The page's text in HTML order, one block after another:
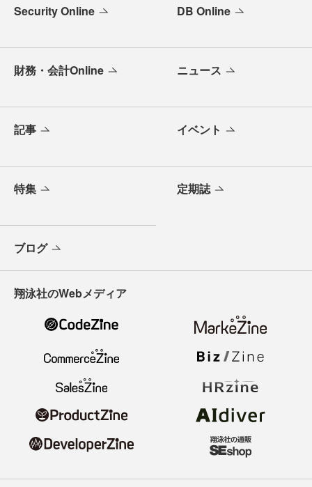
Security Online DB Online
財務・会計Online ニュース
記事 イベント
特集 定期誌
ブログ
翔泳社のWebメディア